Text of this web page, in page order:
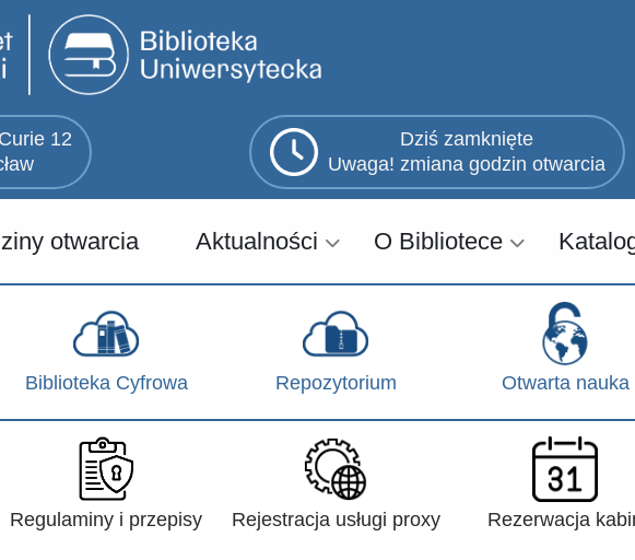
12
Dziś zamknięte
Uwaga! zmiana godzin otwarcia
otwarcia Aktualności O Bibliotece
Biblioteka Cyfrowa Repozytorium Otwarta nauka
Regulaminy i przepisy Rejestracja usługi proxy Rezerwacja